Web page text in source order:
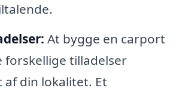
At bygge en carport
forskellige tilladelser
din lokalitet. Et